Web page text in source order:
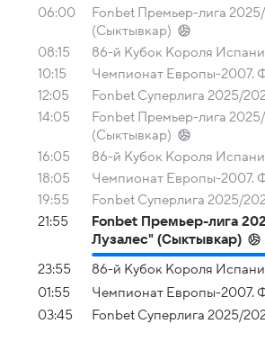
06:00
Fonbet Премьер-лига
(Сыктывкар)
08:15
86-й Кубок Короля
10:15
Чемпионат Европы-2007.
12:05
Fonbet Суперлига 2025/
14:05
Fonbet Премьер-лига
(Сыктывкар)
16:05
86-й Кубок Короля
18:05
Чемпионат Европы-2007.
19:55
Fonbet Суперлига 2025/
21:55
Fonbet Премьер-лига
Лузалес" (Сыктывкар)
23:55
86-й Кубок Короля
01:55
Чемпионат Европы-2007.
03:45
Fonbet Суперлига 2025/